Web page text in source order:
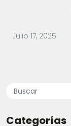
Julio 17, 2025
Categorías